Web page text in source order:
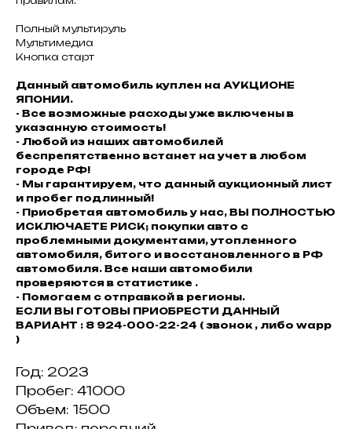
Полный мультируль
Мультимедиа
Кнопка старт
Данный автомобиль куплен на АУКЦИОНЕ
ЯПОНИИ.
- Все возможные расходы уже включены в
указанную стоимость!
- Любой из наших автомобилей
беспрепятственно встанет на учет в любом
городе РФ!
- Мы гарантируем, что данный аукционный лист
и пробег подлинный!
- Приобретая автомобиль у нас, ВЫ ПОЛНОСТЬЮ
ИСКЛЮЧАЕТЕ РИСК; покупки авто с
проблемными документами, утопленного
автомобиля, битого и восстановленного в РФ
автомобиля. Все наши автомобили
проверяются в статистике .
- Помогаем с отправкой в регионы.
ЕСЛИ ВЫ ГОТОВЫ ПРИОБРЕСТИ ДАННЫЙ
ВАРИАНТ : 8 924-000-22-24 ( звонок , либо wapp
)
Год: 2023
Пробег: 41000
Объем: 1500